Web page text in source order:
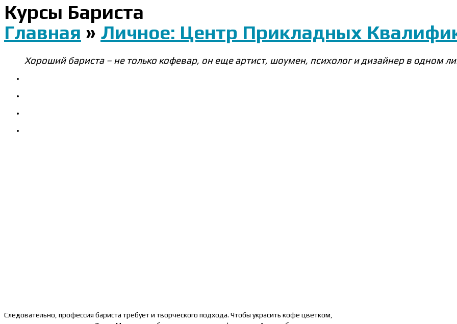
Курсы Бариста
Главная » Личное: Центр Прикладных
Хороший бариста – не только кофевар, он еще артист, шоумен, психолог и дизайнер в одном
Следовательно, профессия бариста требует и творческого подхода. Чтобы украсить кофе цветком,